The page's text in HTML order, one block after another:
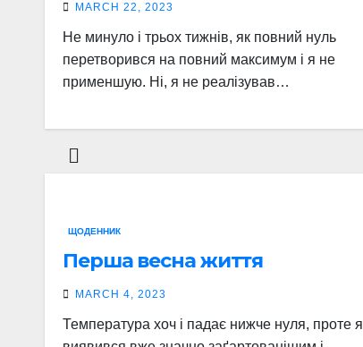
MARCH 22, 2023
Не минуло і трьох тижнів, як повний нуль
перетворився на повний максимум і я не
применшую. Ні, я не реалізував…
ЩОДЕННИК
Перша весна життя
MARCH 4, 2023
Температура хоч і падає нижче нуля, проте я